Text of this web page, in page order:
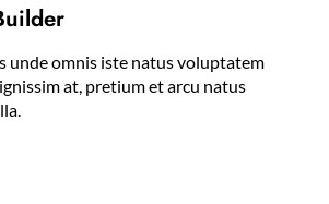
unde omnis iste natus voluptatem
at, pretium et arcu natus